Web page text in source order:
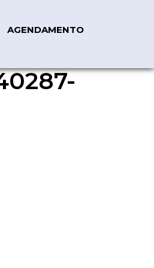
AGENDAMENTO